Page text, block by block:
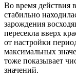
Во время действия
стабильно
зарождения
пересекла вверх
от настройки
максимальных
тоже показывает
значений.